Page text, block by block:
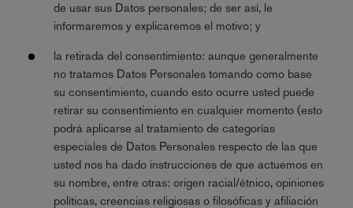
de usar sus Datos personales; de ser así, le
informaremos y explicaremos el motivo; y
la retirada del consentimiento: aunque generalmente
no tratamos Datos Personales tomando como base
su consentimiento, cuando esto ocurre usted puede
retirar su consentimiento en cualquier momento (esto
podrá aplicarse al tratamiento de categorías
especiales de Datos Personales respecto de las que
usted nos ha dado instrucciones de que actuemos en
su nombre, entre otras: origen racial/étnico, opiniones
políticas, creencias religiosas o filosóficas y afiliación